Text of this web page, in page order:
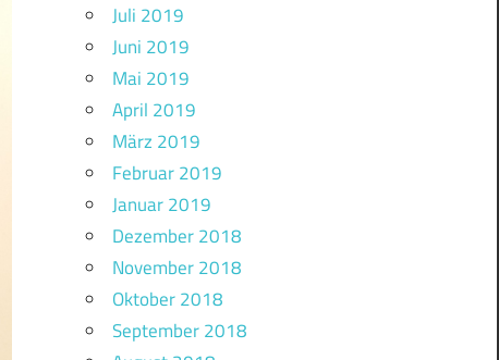
Juli 2019
Juni 2019
Mai 2019
April 2019
März 2019
Februar 2019
Januar 2019
Dezember 2018
November 2018
Oktober 2018
September 2018